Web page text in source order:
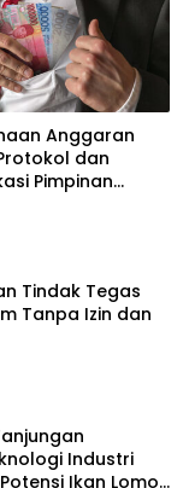
Anggaran
dan
Pimpinan
Tindak Tegas
Tanpa Izin dan
Industri
Ikan Lomou